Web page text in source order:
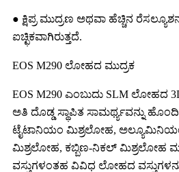
● ಕ್ಷಿಪ್ರ ಮುದ್ರಣ ಅಥವಾ ಹೆಚ್ಚಿನ
ಐಚ್ಛಿಕವಾಗಿರುತ್ತದೆ.
EOS M290 ಲೋಹದ ಮುದ್ರಕ
EOS M290 ಎಂಬುದು SLM ಲೋಹದ
ಅತಿ ದೊಡ್ಡ ಸ್ಥಾಪಿತ ಸಾಮರ್ಥ್ಯವನ್ನು
ಟೈಟಾನಿಯಂ ಮಿಶ್ರಲೋಹ,
ಮಿಶ್ರಲೋಹ, ಕಬ್ಬಿಣ-ನಿಕಲ್ ಮಿಶ್ರಲೋಹ
ವಸ್ತುಗಳಂತಹ ವಿವಿಧ ಲೋಹದ